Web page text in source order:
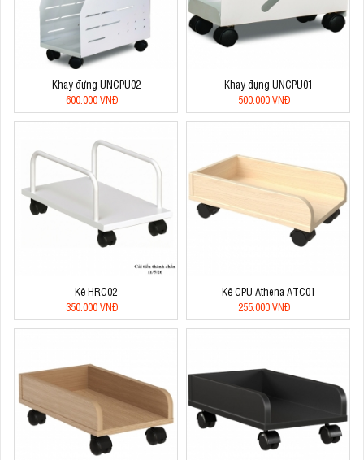
Khay đựng UNCPU02
600.000 VNĐ
Khay đựng UNCPU01
500.000 VNĐ
Kệ HRC02
350.000 VNĐ
Kệ CPU Athena ATC01
255.000 VNĐ